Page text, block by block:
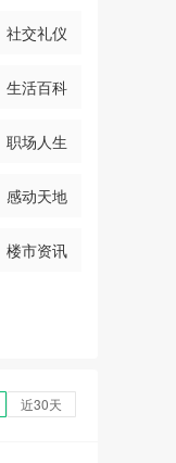
社交礼仪
生活百科
职场人生
感动天地
楼市资讯
近30天